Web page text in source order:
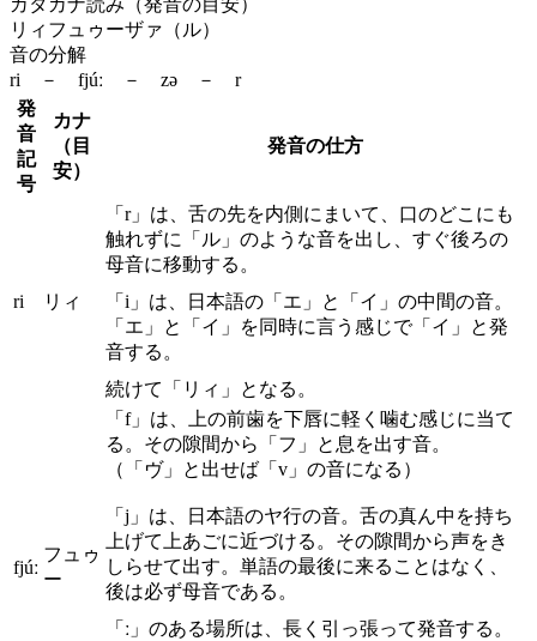
リィフュゥーザァ（ル）
音の分解
ri － fjúː － zə － r
発
音
記
号
カナ
（目
安）
発音の仕方
ri リィ
「r」は、舌の先を内側にまいて、口のどこにも
触れずに「ル」のような音を出し、すぐ後ろの
母音に移動する。
「i」は、日本語の「エ」と「イ」の中間の音。
「エ」と「イ」を同時に言う感じで「イ」と発
音する。
続けて「リィ」となる。
fjúː
フュゥ
ー
「f」は、上の前歯を下唇に軽く噛む感じに当て
る。その隙間から「フ」と息を出す音。
（「ヴ」と出せば「v」の音になる）
「j」は、日本語のヤ行の音。舌の真ん中を持ち
上げて上あごに近づける。その隙間から声をき
しらせて出す。単語の最後に来ることはなく、
後は必ず母音である。
「ː」のある場所は、長く引っ張って発音する。